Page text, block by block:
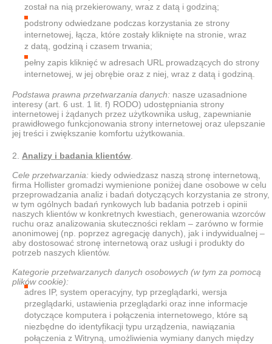
został na nią przekierowany, wraz z datą i godziną;
podstrony odwiedzane podczas korzystania ze strony
internetowej, łącza, które zostały kliknięte na stronie, wraz
z datą, godziną i czasem trwania;
pełny zapis kliknięć w adresach URL prowadzących do strony
internetowej, w jej obrębie oraz z niej, wraz z datą i godziną.
Podstawa prawna przetwarzania danych: nasze uzasadnione
interesy (art. 6 ust. 1 lit. f) RODO) udostępniania strony
internetowej i żądanych przez użytkownika usług, zapewnianie
prawidłowego funkcjonowania strony internetowej oraz ulepszanie
jej treści i zwiększanie komfortu użytkowania.
Analizy i badania klientów
Cele przetwarzania: kiedy odwiedzasz naszą stronę internetową,
firma Hollister gromadzi wymienione poniżej dane osobowe w celu
przeprowadzania analiz i badań dotyczących korzystania ze strony,
w tym ogólnych badań rynkowych lub badania potrzeb i opinii
naszych klientów w konkretnych kwestiach, generowania wzorców
ruchu oraz analizowania skuteczności reklam – zarówno w formie
anonimowej (np. poprzez agregację danych), jak i indywidualnej –
aby dostosować stronę internetową oraz usługi i produkty do
potrzeb naszych klientów.
Kategorie przetwarzanych danych osobowych (w tym za pomocą
plików cookie):
adres IP, system operacyjny, typ przeglądarki, wersja
przeglądarki, ustawienia przeglądarki oraz inne informacje
dotyczące komputera i połączenia internetowego, które są
niezbędne do identyfikacji typu urządzenia, nawiązania
połączenia z Witryną, umożliwienia wymiany danych między